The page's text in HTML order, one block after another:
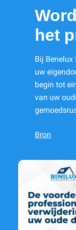
het
Bij Benelux
uw
begin tot
van uw
Bron